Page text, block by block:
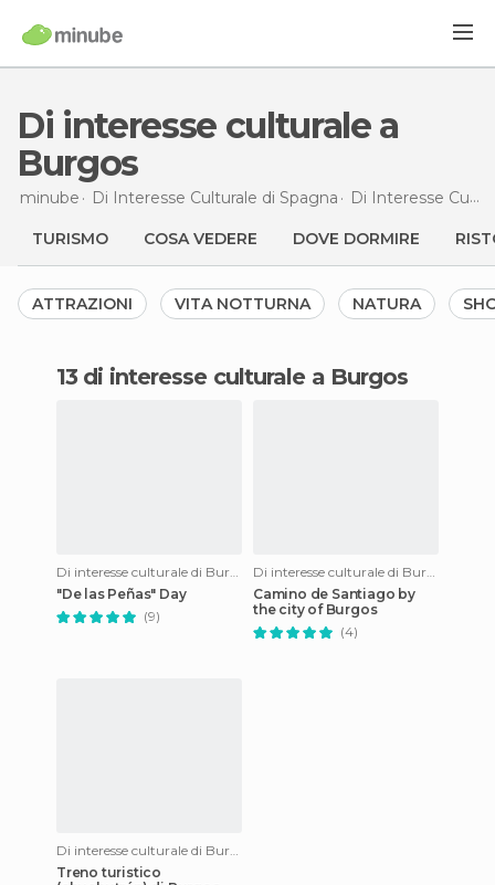
Di interesse culturale a
Burgos
minube Di Interesse Culturale di Spagna Di Interesse Culturale di
TURISMO COSA VEDERE DOVE DORMIRE
ATTRAZIONI VITA NOTTURNA NATURA
13 di interesse culturale a Burgos
Di interesse culturale di Burgos
"De las Peñas" Day
(9)
Di interesse culturale di Burgos
Camino de Santiago by
the city of Burgos
(4)
Di interesse culturale di Burgos
Treno turistico